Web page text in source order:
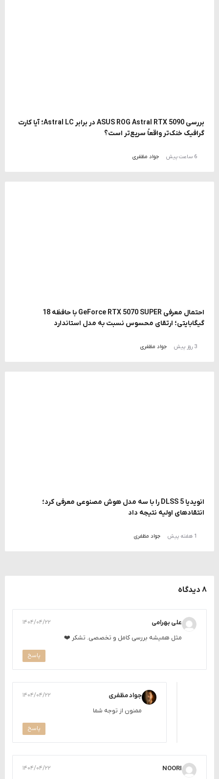
بررسی ASUS ROG Astral RTX 5090 در برابر Astral LC؛ آیا کارت
گرافیک خنک‌تر واقعاً سریع‌تر است؟
6 ساعت پیش جواد مظفری
احتمال معرفی GeForce RTX 5070 SUPER با حافظه 18
گیگابایتی؛ ارتقای محسوس نسبت به مدل استاندارد
3 روز پیش جواد مظفری
انویدیا DLSS 5 را با سه مدل هوش مصنوعی معرفی کرد؛
انتقادهای اولیه نتیجه داد
1 هفته پیش جواد مظفری
۸ دیدگاه
علی بهرامی ۱۴۰۴/۰۴/۲۲
مثل همیشه بررسی کامل و تخصصی. تشکر ❤️
پاسخ
جواد مظفری ۱۴۰۴/۰۴/۲۲
ممنون از توجه شما
پاسخ
NOORI ۱۴۰۴/۰۴/۲۲